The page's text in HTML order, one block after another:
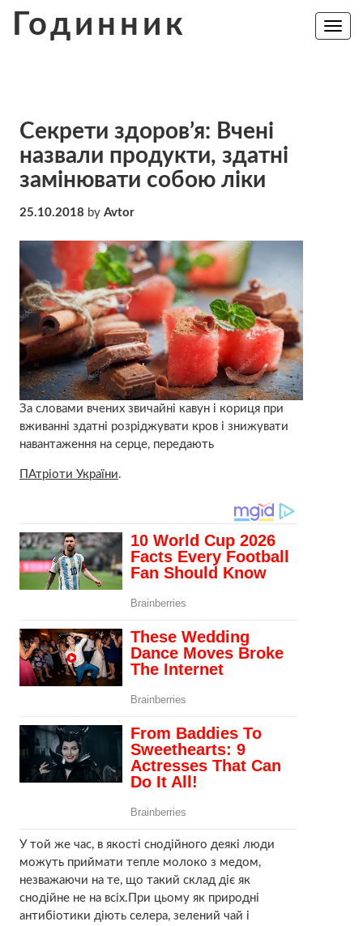
Годинник
Toggle
Секрети здоров’я: Вчені
назвали продукти, здатні
замінювати собою ліки
25.10.2018 by Avtor
За словами вчених звичайні кавун і кориця при
вживанні здатні розріджувати кров і знижувати
навантаження на серце, передають
ПАтріоти України.
У той же час, в якості снодійного деякі люди
можуть приймати тепле молоко з медом,
незважаючи на те, що такий склад діє як
снодійне не на всіх.При цьому як природні
антибіотики діють селера, зелений чай і